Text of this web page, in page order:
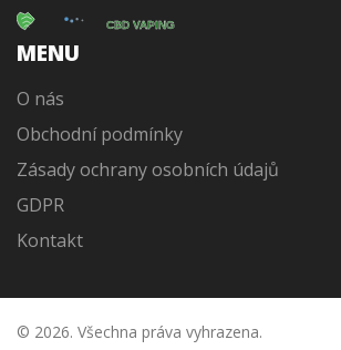
MENU
O nás
Obchodní podmínky
Zásady ochrany osobních údajů
GDPR
Kontakt
© 2026. Všechna práva vyhrazena.